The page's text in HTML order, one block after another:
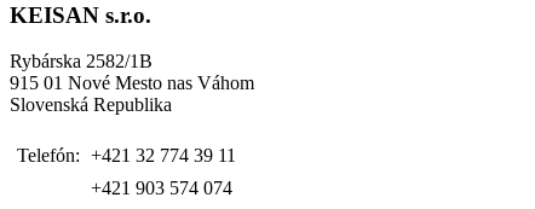
KEISAN s.r.o.
Rybárska 2582/1B
915 01 Nové Mesto nas Váhom
Slovenská Republika
Telefón: +421 32 774 39 11
+421 903 574 074